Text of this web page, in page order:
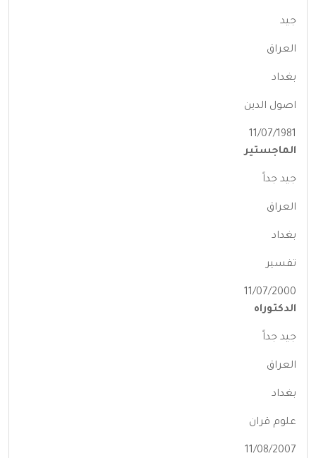
جيد
العراق
بغداد
اصول الدين
11/07/1981
الماجستير
جيد جداً
العراق
بغداد
تفسير
11/07/2000
الدكتوراه
جيد جداً
العراق
بغداد
علوم قران
11/08/2007